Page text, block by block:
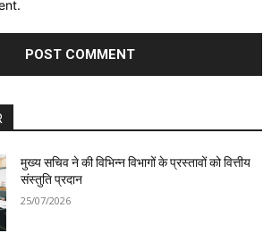
मुख्य सचिव ने की विभिन्न विभागों के प्रस्तावों को वित्तीय
संस्तुति प्रदान
25/07/2026